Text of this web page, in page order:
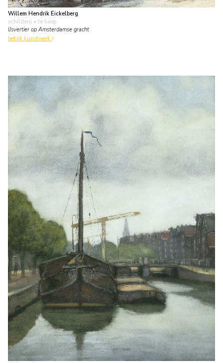
Willem Hendrik Eickelberg
schilderij • te koop
IJsvertier op Amsterdamse gracht
bekijk kunstwerk